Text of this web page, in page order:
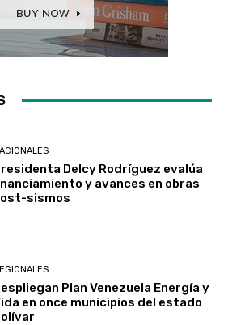
Delcy Rodríguez evalúa
y avances en obras
sismos
Plan Venezuela Energía y
en once municipios del estado